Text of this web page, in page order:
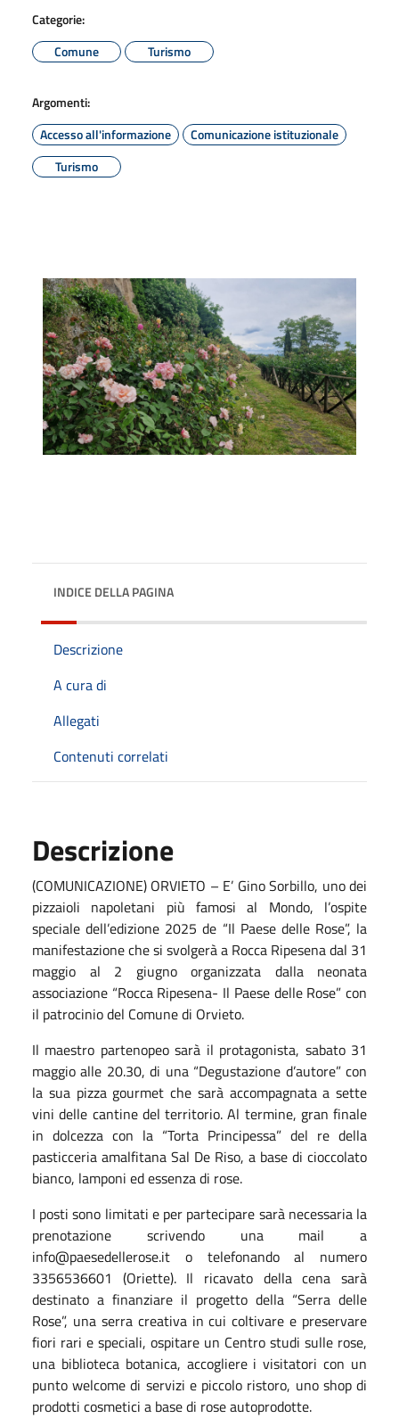
Categorie:
Comune
Turismo
Argomenti:
Accesso all'informazione
Comunicazione istituzionale
Turismo
INDICE DELLA PAGINA
Descrizione
A cura di
Allegati
Contenuti correlati
Descrizione
(COMUNICAZIONE) ORVIETO – E’ Gino Sorbillo, uno dei
pizzaioli napoletani più famosi al Mondo, l’ospite
speciale dell’edizione 2025 de “Il Paese delle Rose”, la
manifestazione che si svolgerà a Rocca Ripesena dal 31
maggio al 2 giugno organizzata dalla neonata
associazione “Rocca Ripesena- Il Paese delle Rose” con
il patrocinio del Comune di Orvieto.
Il maestro partenopeo sarà il protagonista, sabato 31
maggio alle 20.30, di una “Degustazione d’autore” con
la sua pizza gourmet che sarà accompagnata a sette
vini delle cantine del territorio. Al termine, gran finale
in dolcezza con la “Torta Principessa” del re della
pasticceria amalfitana Sal De Riso, a base di cioccolato
bianco, lamponi ed essenza di rose.
I posti sono limitati e per partecipare sarà necessaria la
prenotazione scrivendo una mail a
info@paesedellerose.it o telefonando al numero
3356536601 (Oriette). Il ricavato della cena sarà
destinato a finanziare il progetto della “Serra delle
Rose”, una serra creativa in cui coltivare e preservare
fiori rari e speciali, ospitare un Centro studi sulle rose,
una biblioteca botanica, accogliere i visitatori con un
punto welcome di servizi e piccolo ristoro, uno shop di
prodotti cosmetici a base di rose autoprodotte.